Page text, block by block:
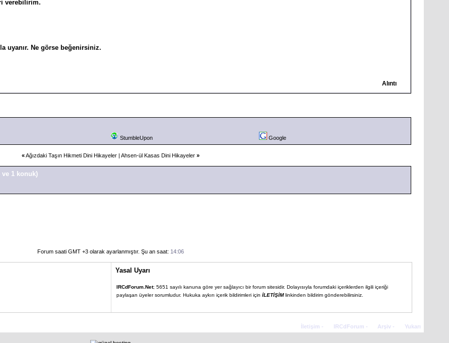
verebilirim.
uyanır. Ne görse beğenirsiniz.
Alıntı
StumbleUpon Google
« Ağızdaki Taşın Hikmeti Dini Hikayeler| Ahsen-ül Kasas Dini Hikayeler »
ve 1 konuk)
Forum saati GMT +3 olarak ayarlanmıştır. Şu an saat: 14:06
Yasal Uyarı
IRCdForum.Net; 5651 sayılı kanuna göre yer sağlayıcı bir forum sitesidir. Dolayısıyla forumdaki içeriklerden ilgili içeriği
paylaşan üyeler sorumludur. Hukuka aykırı içerik bildirimleri için İLETİŞİMlinkinden bildirim gönderebilirsiniz.
İletişim - IRCdForum - Arşiv - Yukarı